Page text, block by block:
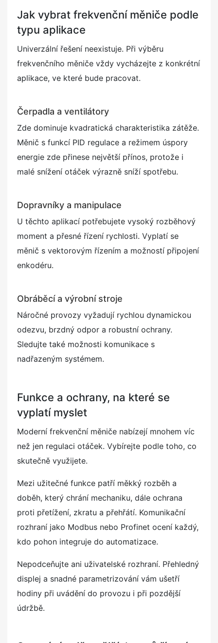
Jak vybrat frekvenční měniče podle
typu aplikace
Univerzální řešení neexistuje. Při výběru
frekvenčního měniče vždy vycházejte z konkrétní
aplikace, ve které bude pracovat.
Čerpadla a ventilátory
Zde dominuje kvadratická charakteristika zátěže.
Měnič s funkcí PID regulace a režimem úspory
energie zde přinese největší přínos, protože i
malé snížení otáček výrazně sníží spotřebu.
Dopravníky a manipulace
U těchto aplikací potřebujete vysoký rozběhový
moment a přesné řízení rychlosti. Vyplatí se
měnič s vektorovým řízením a možností připojení
enkodéru.
Obráběcí a výrobní stroje
Náročné provozy vyžadují rychlou dynamickou
odezvu, brzdný odpor a robustní ochrany.
Sledujte také možnosti komunikace s
nadřazeným systémem.
Funkce a ochrany, na které se
vyplatí myslet
Moderní frekvenční měniče nabízejí mnohem víc
než jen regulaci otáček. Vybírejte podle toho, co
skutečně využijete.
Mezi užitečné funkce patří měkký rozběh a
doběh, který chrání mechaniku, dále ochrana
proti přetížení, zkratu a přehřátí. Komunikační
rozhraní jako Modbus nebo Profinet ocení každý,
kdo pohon integruje do automatizace.
Nepodceňujte ani uživatelské rozhraní. Přehledný
displej a snadné parametrizování vám ušetří
hodiny při uvádění do provozu i při pozdější
údržbě.